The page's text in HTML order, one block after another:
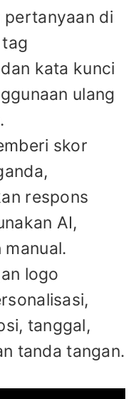
di
kata kunci
ulang
skor
respons
AI,
logo
tanggal,
tanda tangan.